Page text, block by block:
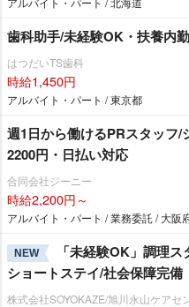
歯科助手/未経験OK・扶養内
はつだいTS歯科
時給1,450円
アルバイト・パート / 東京都
週1日から働けるPRスタッフ
2200円・日払い対応
合同会社ジーニー
時給2,200円～
アルバイト・パート / 業務委託 / 大阪
NEW
「未経験OK」調理
ショートステイ/社会保障完備
株式会社SOYOKAZE/旭川永山ケアセ